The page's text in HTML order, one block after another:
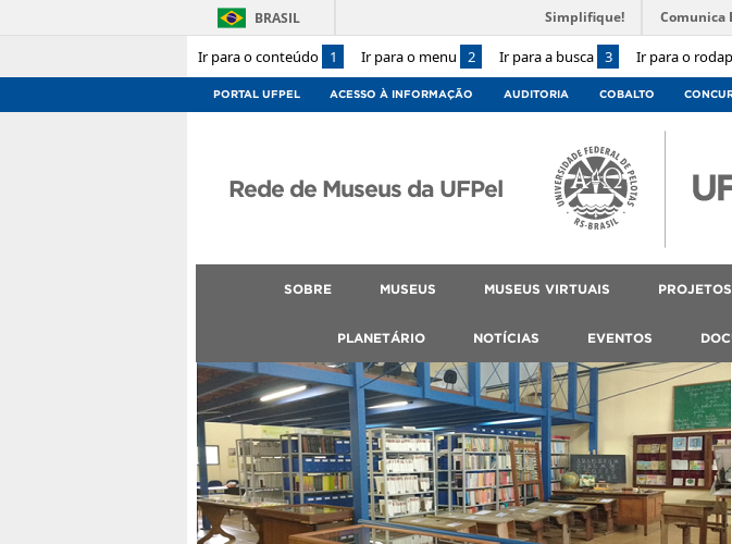
Ir para o conteúdo 1 Ir para o menu 2 Ir para a busca 3 Ir para o
BRASIL Simplifique! Comunica
PORTAL UFPEL ACESSO À INFORMAÇÃO AUDITORIA COBALTO
Rede de Museus da UFPel
SOBRE MUSEUS MUSEUS VIRTUAIS
PLANETÁRIO NOTÍCIAS EVENTOS